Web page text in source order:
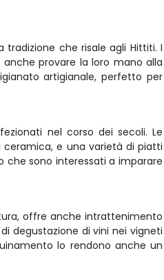
che risale agli Hittiti. I
provare la loro mano alla
artigianale, perfetto per
nel corso dei secoli. Le
e una varietà di piatti
che sono interessati a imparare
offre anche intrattenimento
degustazione di vini nei vigneti
lo rendono anche un